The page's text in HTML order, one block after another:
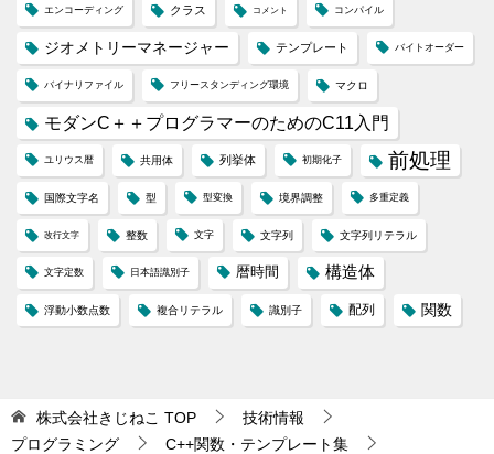
エンコーディング クラス コメント コンパイル
ジオメトリーマネージャー テンプレート バイトオーダー
バイナリファイル フリースタンディング環境 マクロ
モダンC＋＋プログラマーのためのC11入門
ユリウス暦 共用体 列挙体 初期化子 前処理
国際文字名 型 型変換 境界調整 多重定義
改行文字 整数 文字 文字列 文字列リテラル
文字定数 日本語識別子 暦時間 構造体
浮動小数点数 複合リテラル 識別子 配列 関数
株式会社きじねこ TOP
技術情報
プログラミング
C++関数・テンプレート集